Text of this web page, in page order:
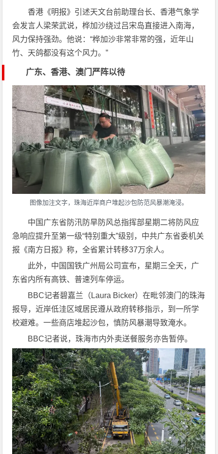
香港《明报》引述天文台前助理台长、香港气象学
会发言人梁荣武说，桦加沙绕过吕宋岛直接进入南海，
风力保持强劲。他说：“桦加沙非常非常的强，近年山
竹、天鸽都没有这个风力。”
广东、香港、澳门严阵以待
图像加注文字，珠海近岸商户堆起沙包防范风暴潮淹浸。
中国广东省防汛防旱防风总指挥部星期二将防风应
急响应提升至第一级“特别重大”级别，中共广东省委机关
报《南方日报》称，全省累计转移37万余人。
此外，中国国铁广州局公司宣布，星期三全天，广
东省内所有高铁、普速列车停运。
BBC记者碧嘉兰（Laura Bicker）在毗邻澳门的珠海
报导，近岸低洼区域居民遵从政府转移指示，到一所学
校避难。一些商店堆起沙包，慎防风暴潮导致淹水。
BBC记者说，珠海市内外卖送餐服务亦告暂停。